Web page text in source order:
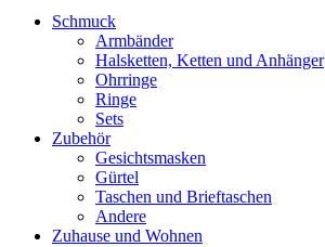
Schmuck
Armbänder
Halsketten, Ketten und Anhänger
Ohrringe
Ringe
Sets
Zubehör
Gesichtsmasken
Gürtel
Taschen und Brieftaschen
Andere
Zuhause und Wohnen